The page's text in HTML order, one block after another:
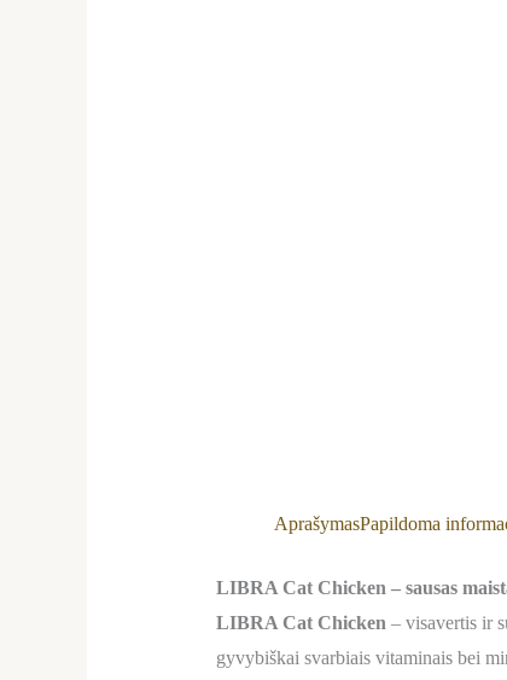
AprašymasPapildoma
LIBRA Cat Chicken – sausas
LIBRA Cat Chicken – visavertis ir
gyvybiškai svarbiais vitaminais bei